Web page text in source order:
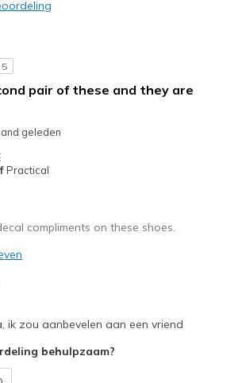
Feels true to size
5
pair of these and they are
geleden
Practical
compliments on these shoes.
ik zou aanbevelen aan een vriend
behulpzaam?